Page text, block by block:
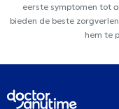
eerste symptomen tot
bieden de beste
hem te